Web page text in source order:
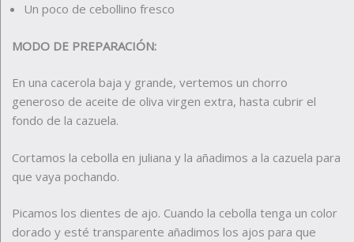
Un poco de cebollino fresco
MODO DE PREPARACIÓN:
En una cacerola baja y grande, vertemos un chorro
generoso de aceite de oliva virgen extra, hasta cubrir el
fondo de la cazuela.
Cortamos la cebolla en juliana y la añadimos a la cazuela para
que vaya pochando.
Picamos los dientes de ajo. Cuando la cebolla tenga un color
dorado y esté transparente añadimos los ajos para que